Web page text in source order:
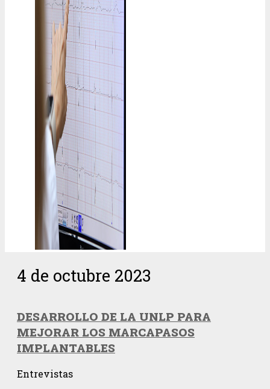
4 de octubre 2023
DESARROLLO DE LA UNLP PARA
MEJORAR LOS MARCAPASOS
IMPLANTABLES
Entrevistas